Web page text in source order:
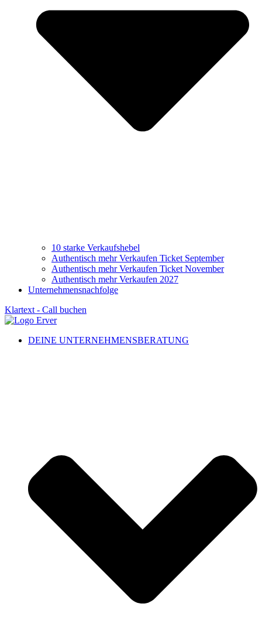
10 starke Verkaufshebel
Authentisch mehr Verkaufen Ticket September
Authentisch mehr Verkaufen Ticket November
Authentisch mehr Verkaufen 2027
Unternehmensnachfolge
Klartext - Call buchen
DEINE UNTERNEHMENSBERATUNG